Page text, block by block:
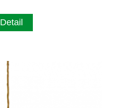
Detail